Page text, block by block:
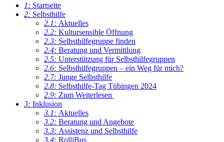
1: Startseite
2: Selbsthilfe
2.1: Aktuelles
2.2: Kultursensible Öffnung
2.3: Selbsthilfegruppe finden
2.4: Beratung und Vermittlung
2.5: Unterstützung für Selbsthilfegruppen
2.6: Selbsthilfegruppen – ein Weg für mich?
2.7: Junge Selbsthilfe
2.8: Selbsthilfe-Tag Tübingen 2024
2.9: Zum Weiterlesen
3: Inklusion
3.1: Aktuelles
3.2: Beratung und Angebote
3.3: Assistenz und Selbsthilfe
3.4: RolliBus